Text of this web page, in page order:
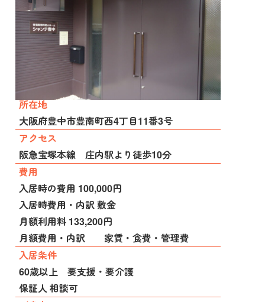
施設種別
住宅型有料老人ホーム
所在地
大阪府豊中市豊南町西4丁目11番3号
アクセス
阪急宝塚本線 庄内駅より徒歩10分
費用
入居時の費用 100,000円
入居時費用・内訳 敷金
月額利用料 133,200円
月額費用・内訳 家賃・食費・管理費
入居条件
60歳以上 要支援・要介護
保証人 相談可